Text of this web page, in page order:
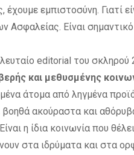
εμπιστοσύνη. Γιατί
Είναι
editorial του σκληρού
και μεθυσμένης
άτομα από ληγμένα
βοηθά ακούραστα και
η ίδια κοινωνία που
στα ιδρύματα και στα